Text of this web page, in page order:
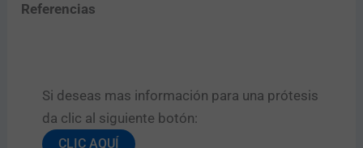
Referencias
Si deseas mas información para una prótesis
da clic al siguiente botón:​
CLIC AQUÍ